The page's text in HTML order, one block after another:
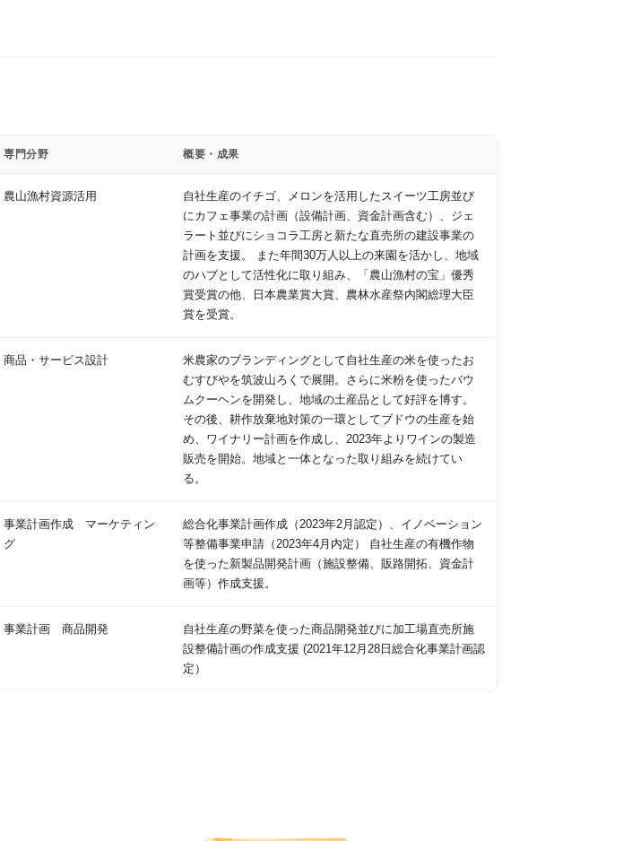
専門分野 概要・成果
農山漁村資源活用
自社生産のイチゴ、メロンを活用したスイーツ工房並び
にカフェ事業の計画（設備計画、資金計画含む）、ジェ
ラート並びにショコラ工房と新たな直売所の建設事業の
計画を支援。 また年間30万人以上の来園を活かし、地域
のハブとして活性化に取り組み、「農山漁村の宝」優秀
賞受賞の他、日本農業賞大賞、農林水産祭内閣総理大臣
賞を受賞。
商品・サービス設計
米農家のブランディングとして自社生産の米を使ったお
むすびやを筑波山ろくで展開。さらに米粉を使ったバウ
ムクーヘンを開発し、地域の土産品として好評を博す。
その後、耕作放棄地対策の一環としてブドウの生産を始
め、ワイナリー計画を作成し、2023年よりワインの製造
販売を開始。地域と一体となった取り組みを続けてい
る。
事業計画作成 マーケティン
グ
総合化事業計画作成（2023年2月認定）、イノベーション
等整備事業申請（2023年4月内定） 自社生産の有機作物
を使った新製品開発計画（施設整備、販路開拓、資金計
画等）作成支援。
事業計画 商品開発
自社生産の野菜を使った商品開発並びに加工場直売所施
設整備計画の作成支援 (2021年12月28日総合化事業計画認
定）